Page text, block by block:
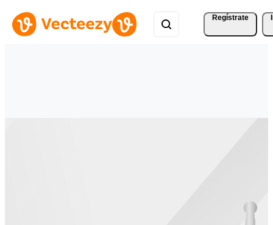
Regístrate